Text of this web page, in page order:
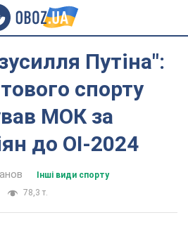
Путіна":
спорту
МОК за
до ОІ-2024
Інші види спорту
78,3 т.